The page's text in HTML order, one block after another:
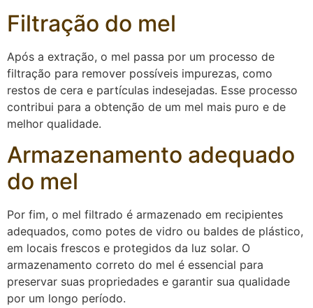
Filtração do mel
Após a extração, o mel passa por um processo de
filtração para remover possíveis impurezas, como
restos de cera e partículas indesejadas. Esse processo
contribui para a obtenção de um mel mais puro e de
melhor qualidade.
Armazenamento adequado
do mel
Por fim, o mel filtrado é armazenado em recipientes
adequados, como potes de vidro ou baldes de plástico,
em locais frescos e protegidos da luz solar. O
armazenamento correto do mel é essencial para
preservar suas propriedades e garantir sua qualidade
por um longo período.